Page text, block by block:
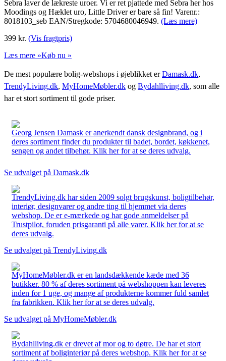
Sebra laver de lækreste uroer. Vi er ret pjattede med Sebra her hos
Moodings og Hæklet uro, Little Driver er bare så fin! Varenr.:
8018103_seb EAN/Stregkode: 5704680046949. (Læs mere)
399 kr. (Vis fragtpris)
Læs mere »Køb nu »
De mest populære bolig-webshops i øjeblikket erDamask.dk,
TrendyLiving.dk, MyHomeMøbler.dk og Bydahlliving.dk, som alle
har et stort sortiment til gode priser.
Georg Jensen Damask er anerkendt dansk designbrand, og i
deres sortiment finder du produkter til badet, bordet, køkkenet,
sengen og andet tilbehør. Klik her for at se deres udvalg.
Se udvalget på Damask.dk
TrendyLiving.dk har siden 2009 solgt brugskunst, boligtilbehør,
interiør, designvarer og andre ting til hjemmet via deres
webshop. De er e-mærkede og har gode anmeldelser på
Trustpilot, foruden prisgaranti på alle varer. Klik her for at se
deres udvalg.
Se udvalget på TrendyLiving.dk
MyHomeMøbler.dk er en landsdækkende kæde med 36
butikker. 80 % af deres sortiment på webshoppen kan leveres
inden for 1 uge, og mange af produkterne kommer fuld samlet
fra fabrikken. Klik her for at se deres udvalg.
Se udvalget på MyHomeMøbler.dk
Bydahlliving.dk er drevet af mor og to døtre. De har et stort
sortiment af boliginteriør på deres webshop. Klik her for at se